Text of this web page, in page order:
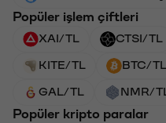
Popüler işlem çiftleri
XAI/TL CTSI/TL
KITE/TL BTC/TL
GAL/TL NMR/TL
Popüler kripto paralar